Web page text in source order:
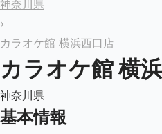
神奈川県
›
カラオケ館 横浜西口店
カラオケ館 横
神奈川県
基本情報